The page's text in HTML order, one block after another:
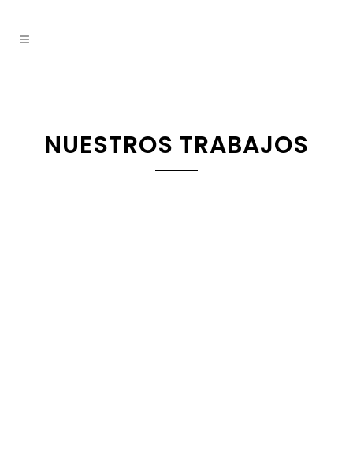
NUESTROS TRABAJOS